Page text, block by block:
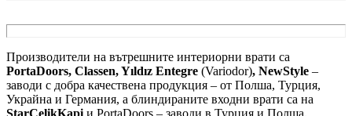
Производители на вътрешните интериорни врати са
PortaDoors, Classen, Yıldız Entegre (Variodor), NewStyle –
заводи с добра качествена продукция – от Полша, Турция,
Украйна и Германия, а блиндираните входни врати са на
StarCelikKapi и PortaDoors – заводи в Турция и Полша.